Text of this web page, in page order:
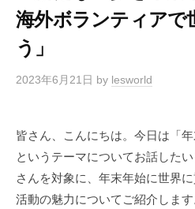
E
S
O
L
D
海外ボランティアで
う」
2023年6月21日 by lesworld
皆さん、こんにちは。今日は「
というテーマについてお話した
さんを対象に、年末年始に世界
活動の魅力についてご紹介します
R
D